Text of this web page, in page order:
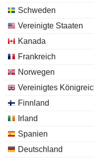
Schweden
Vereinigte Staaten
Kanada
Frankreich
Norwegen
Vereinigtes
Finnland
Irland
Spanien
Deutschland